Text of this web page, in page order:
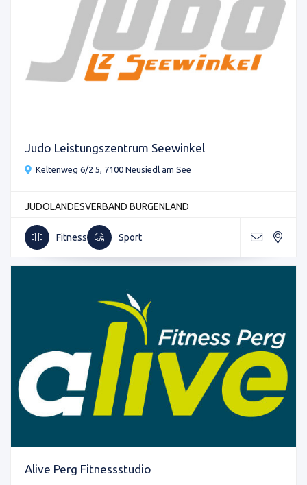
Judo Leistungszentrum Seewinkel
Keltenweg 6/2 5, 7100 Neusiedl am See
JUDOLANDESVERBAND BURGENLAND
Fitness Sport
Alive Perg Fitnessstudio